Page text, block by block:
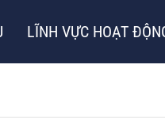
LĨNH VỰC HOẠT